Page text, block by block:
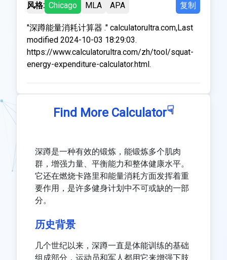
风格: Chicago MLA APA 复制
"深蹲能量消耗计算器 ." calculatorultra.com,Last
modified 2024-10-03 18:29:03.
https://www.calculatorultra.com/zh/tool/squat-
energy-expenditure-calculator.html.
Find More Calculator☟
深蹲是一种有效的锻炼，能锻炼多个肌肉
群，增强力量、平衡能力和整体健康水平。
它还在燃烧卡路里和能量消耗方面发挥着重
要作用，是许多健身计划中不可或缺的一部
分。
历史背景
几个世纪以来，深蹲一直是体能训练的基础
组成部分，运动员和军人都用它来增强下肢